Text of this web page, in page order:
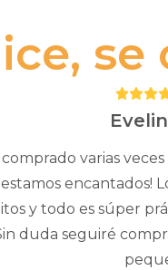
se
5
comprado varias
encantados!
y todo es súper
duda seguiré